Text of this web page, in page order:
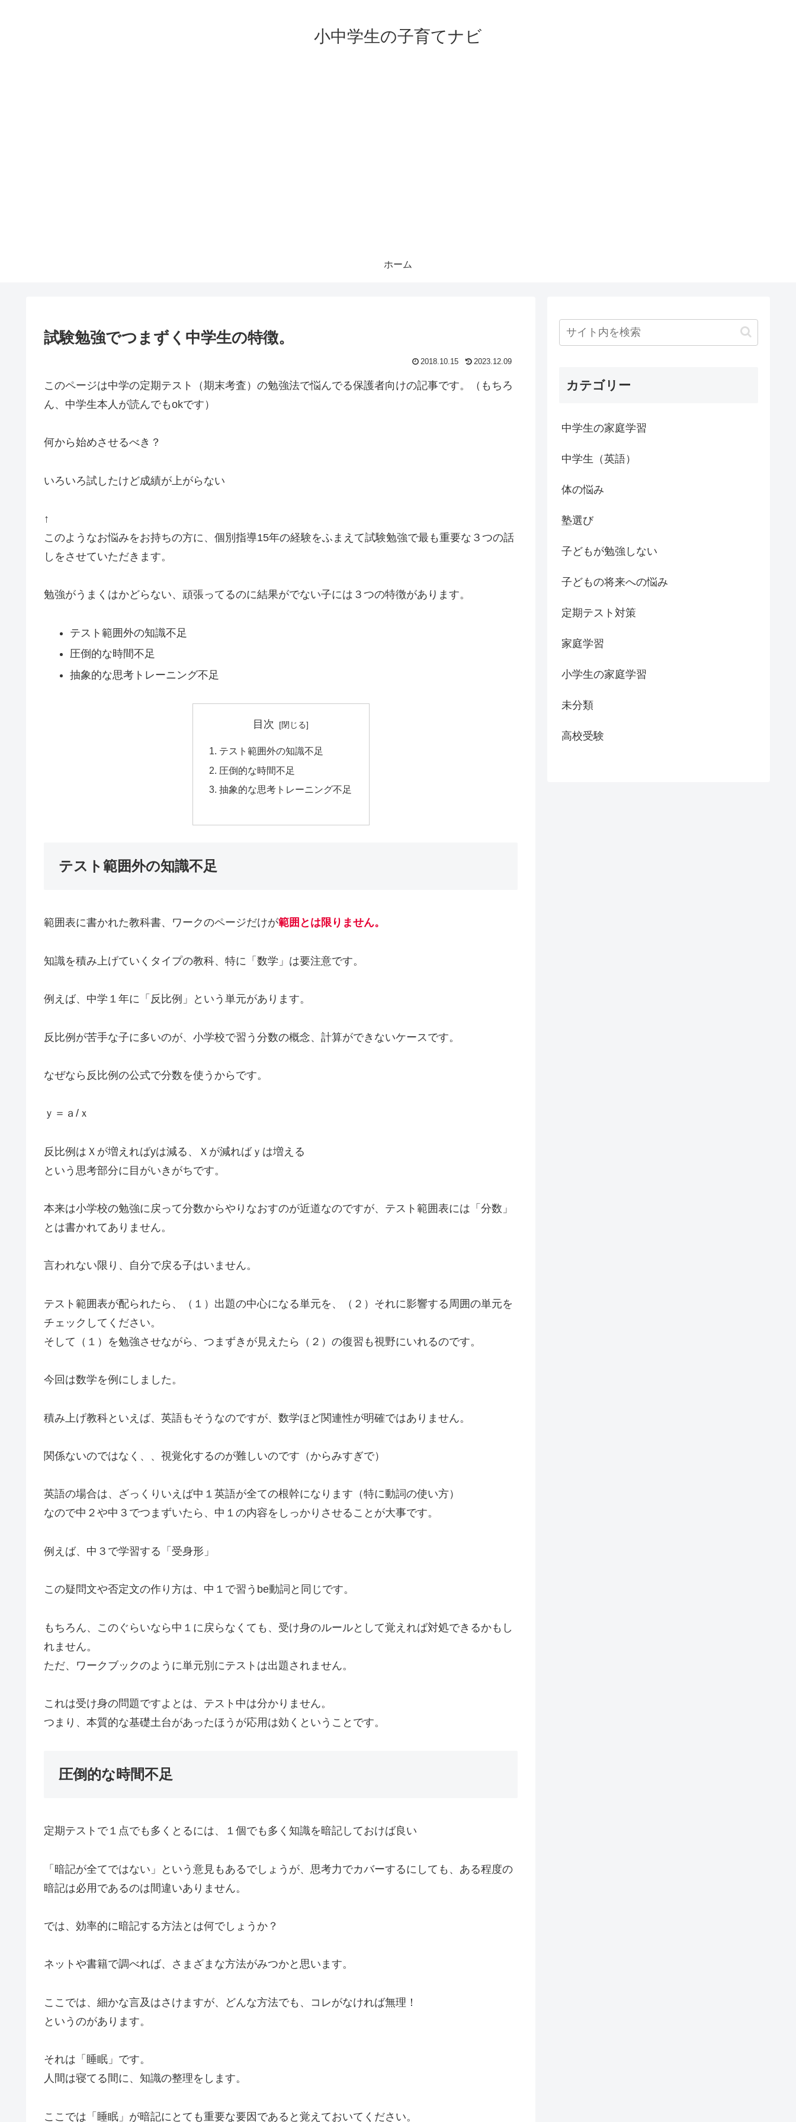
小中学生の子育てナビ
ホーム
試験勉強でつまずく中学生の特徴。
2018.10.15 2023.12.09
このページは中学の定期テスト（期末考査）の勉強法で悩んでる保護者向けの記事です。（もちろ
ん、中学生本人が読んでもokです）
何から始めさせるべき？
いろいろ試したけど成績が上がらない
↑
このようなお悩みをお持ちの方に、個別指導15年の経験をふまえて試験勉強で最も重要な３つの話
しをさせていただきます。
勉強がうまくはかどらない、頑張ってるのに結果がでない子には３つの特徴があります。
テスト範囲外の知識不足
圧倒的な時間不足
抽象的な思考トレーニング不足
目次
テスト範囲外の知識不足
圧倒的な時間不足
抽象的な思考トレーニング不足
テスト範囲外の知識不足
範囲表に書かれた教科書、ワークのページだけが範囲とは限りません。
知識を積み上げていくタイプの教科、特に「数学」は要注意です。
例えば、中学１年に「反比例」という単元があります。
反比例が苦手な子に多いのが、小学校で習う分数の概念、計算ができないケースです。
なぜなら反比例の公式で分数を使うからです。
ｙ＝ａ/ｘ
反比例はＸが増えればyは減る、Ｘが減ればｙは増える
という思考部分に目がいきがちです。
本来は小学校の勉強に戻って分数からやりなおすのが近道なのですが、テスト範囲表には「分数」
とは書かれてありません。
言われない限り、自分で戻る子はいません。
テスト範囲表が配られたら、（１）出題の中心になる単元を、（２）それに影響する周囲の単元を
チェックしてください。
そして（１）を勉強させながら、つまずきが見えたら（２）の復習も視野にいれるのです。
今回は数学を例にしました。
積み上げ教科といえば、英語もそうなのですが、数学ほど関連性が明確ではありません。
関係ないのではなく、、視覚化するのが難しいのです（からみすぎで）
英語の場合は、ざっくりいえば中１英語が全ての根幹になります（特に動詞の使い方）
なので中２や中３でつまずいたら、中１の内容をしっかりさせることが大事です。
例えば、中３で学習する「受身形」
この疑問文や否定文の作り方は、中１で習うbe動詞と同じです。
もちろん、このぐらいなら中１に戻らなくても、受け身のルールとして覚えれば対処できるかもし
れません。
ただ、ワークブックのように単元別にテストは出題されません。
これは受け身の問題ですよとは、テスト中は分かりません。
つまり、本質的な基礎土台があったほうが応用は効くということです。
圧倒的な時間不足
定期テストで１点でも多くとるには、１個でも多く知識を暗記しておけば良い
「暗記が全てではない」という意見もあるでしょうが、思考力でカバーするにしても、ある程度の
暗記は必用であるのは間違いありません。
では、効率的に暗記する方法とは何でしょうか？
ネットや書籍で調べれば、さまざまな方法がみつかと思います。
ここでは、細かな言及はさけますが、どんな方法でも、コレがなければ無理！
というのがあります。
それは「睡眠」です。
人間は寝てる間に、知識の整理をします。
ここでは「睡眠」が暗記にとても重要な要因であると覚えておいてください。
カテゴリー
中学生の家庭学習
中学生（英語）
体の悩み
塾選び
子どもが勉強しない
子どもの将来への悩み
定期テスト対策
家庭学習
小学生の家庭学習
未分類
高校受験